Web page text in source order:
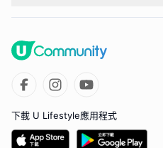
下載 U Lifestyle應用程式